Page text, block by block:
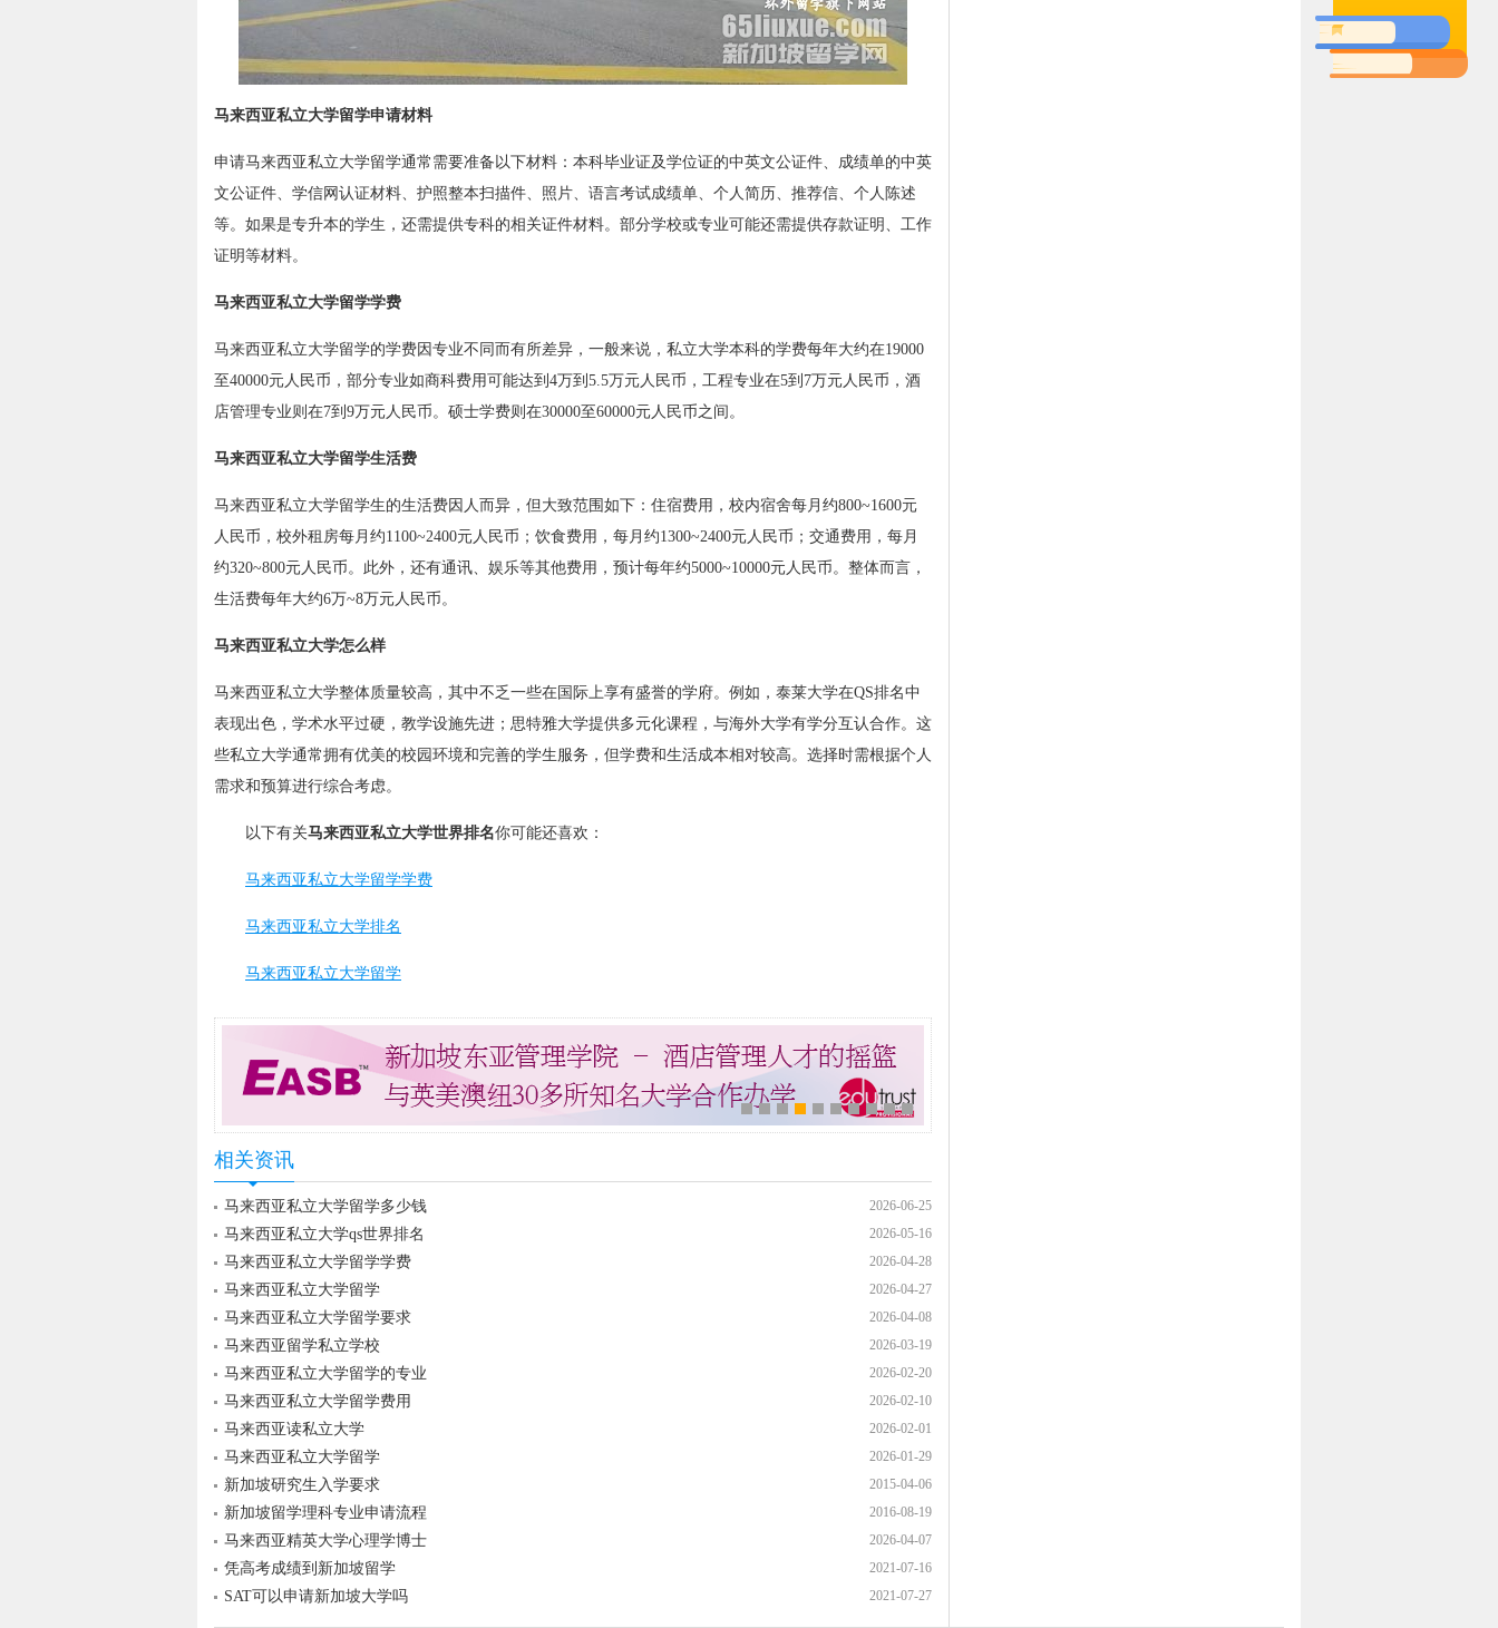
马来西亚私立大学留学申请材料
申请马来西亚私立大学留学通常需要准备以下材料：本科毕业证及学位证的中英文公证件、成绩单的中英
文公证件、学信网认证材料、护照整本扫描件、照片、语言考试成绩单、个人简历、推荐信、个人陈述
等。如果是专升本的学生，还需提供专科的相关证件材料。部分学校或专业可能还需提供存款证明、工作
证明等材料。
马来西亚私立大学留学学费
马来西亚私立大学留学的学费因专业不同而有所差异，一般来说，私立大学本科的学费每年大约在19000
至40000元人民币，部分专业如商科费用可能达到4万到5.5万元人民币，工程专业在5到7万元人民币，酒
店管理专业则在7到9万元人民币。硕士学费则在30000至60000元人民币之间。
马来西亚私立大学留学生活费
马来西亚私立大学留学生的生活费因人而异，但大致范围如下：住宿费用，校内宿舍每月约800~1600元
人民币，校外租房每月约1100~2400元人民币；饮食费用，每月约1300~2400元人民币；交通费用，每月
约320~800元人民币。此外，还有通讯、娱乐等其他费用，预计每年约5000~10000元人民币。整体而言，
生活费每年大约6万~8万元人民币。
马来西亚私立大学怎么样
马来西亚私立大学整体质量较高，其中不乏一些在国际上享有盛誉的学府。例如，泰莱大学在QS排名中
表现出色，学术水平过硬，教学设施先进；思特雅大学提供多元化课程，与海外大学有学分互认合作。这
些私立大学通常拥有优美的校园环境和完善的学生服务，但学费和生活成本相对较高。选择时需根据个人
需求和预算进行综合考虑。
以下有关马来西亚私立大学世界排名你可能还喜欢：
马来西亚私立大学留学学费
马来西亚私立大学排名
马来西亚私立大学留学
相关资讯
2026-06-25
马来西亚私立大学留学多少钱
2026-05-16
马来西亚私立大学qs世界排名
2026-04-28
马来西亚私立大学留学学费
2026-04-27
马来西亚私立大学留学
2026-04-08
马来西亚私立大学留学要求
2026-03-19
马来西亚留学私立学校
2026-02-20
马来西亚私立大学留学的专业
2026-02-10
马来西亚私立大学留学费用
2026-02-01
马来西亚读私立大学
2026-01-29
马来西亚私立大学留学
2015-04-06
新加坡研究生入学要求
2016-08-19
新加坡留学理科专业申请流程
2026-04-07
马来西亚精英大学心理学博士
2021-07-16
凭高考成绩到新加坡留学
2021-07-27
SAT可以申请新加坡大学吗